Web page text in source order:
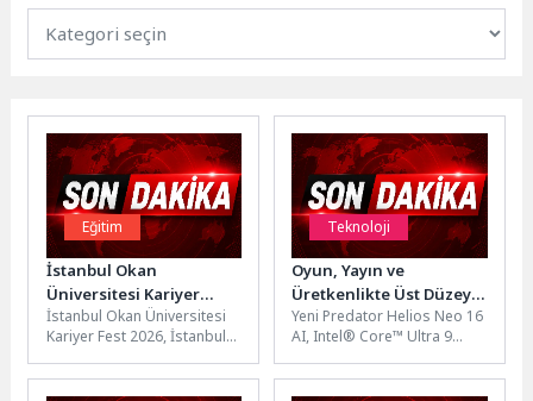
Eğitim
İstanbul Okan
Üniversitesi Kariyer
Fest’e rekor katılım!
İstanbul Okan Üniversitesi
Kariyer Fest 2026, İstanbul
lise öğrencisinin katılımıyla...
Teknoloji
Oyun, Yayın ve
Üretkenlikte Üst Düzey
Deneyim: Predator
Helios Neo 16 AI
Yeni Predator Helios Neo 16
AI, Intel® Core™ Ultra 9
NVIDIA® GeForce RTX™
5070...